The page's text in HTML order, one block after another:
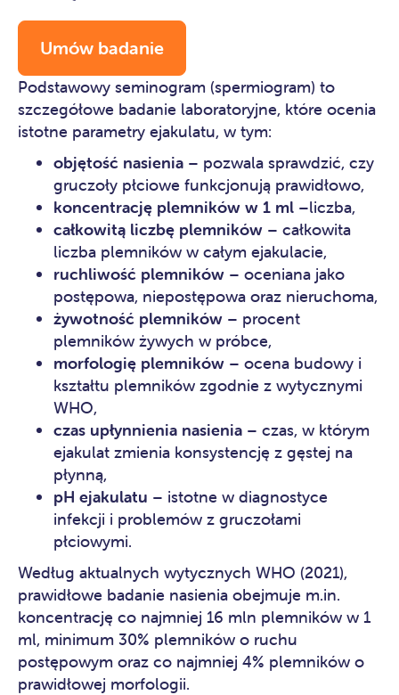
Umów badanie
Podstawowy seminogram (spermiogram) to
szczegółowe badanie laboratoryjne, które ocenia
istotne parametry ejakulatu, w tym:
objętość nasienia – pozwala sprawdzić, czy
gruczoły płciowe funkcjonują prawidłowo,
koncentrację plemników w 1 ml –liczba,
całkowitą liczbę plemników – całkowita
liczba plemników w całym ejakulacie,
ruchliwość plemników – oceniana jako
postępowa, niepostępowa oraz nieruchoma,
żywotność plemników – procent
plemników żywych w próbce,
morfologię plemników – ocena budowy i
kształtu plemników zgodnie z wytycznymi
WHO,
czas upłynnienia nasienia – czas, w którym
ejakulat zmienia konsystencję z gęstej na
płynną,
pH ejakulatu – istotne w diagnostyce
infekcji i problemów z gruczołami
płciowymi.
Według aktualnych wytycznych WHO (2021),
prawidłowe badanie nasienia obejmuje m.in.
koncentrację co najmniej 16 mln plemników w 1
ml, minimum 30% plemników o ruchu
postępowym oraz co najmniej 4% plemników o
prawidłowej morfologii.